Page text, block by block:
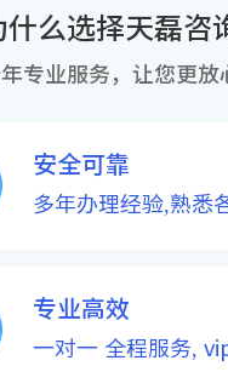
什么选择天磊咨
专业服务，让您更放
安全可靠
多年办理经验,熟悉
专业高效
一对一 全程服务,